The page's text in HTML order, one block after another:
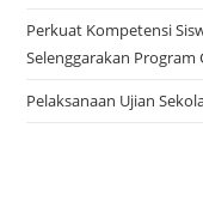
Perkuat Kompetensi
Selenggarakan
Pelaksanaan Ujian